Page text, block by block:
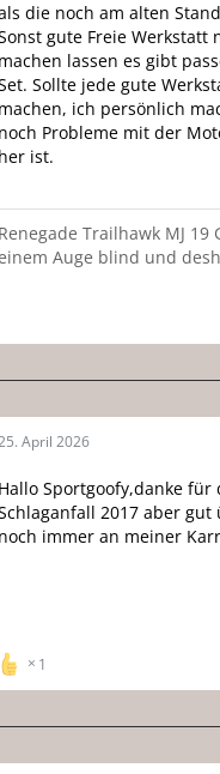
die noch am alten
gute Freie
machen lassen es gibt
Sollte jede gute
machen, ich persönlich
noch Probleme mit der
her ist.
Renegade Trailhawk MJ
Auge blind und
April 2026
Hallo Sportgoofy,danke
2017 aber
noch immer an meiner
1